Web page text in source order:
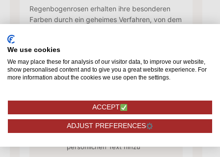
Regenbogenrosen erhalten ihre besonderen
Farben durch ein geheimes Verfahren, von dem
Symbol für die LGBT-Gemeinschaft, aber
darüber hinaus ist sie einfach ein schönes
Exemplar.
✓
Karte hinzufügen
Fügen Sie eine Karte mit Ihrem
persönlichen Text hinzu
We use cookies
We may place these for analysis of our visitor data, to improve our website,
show personalised content and to give you a great website experience. For
more information about the cookies we use open the settings.
ACCEPT
ADJUST PREFERENCES